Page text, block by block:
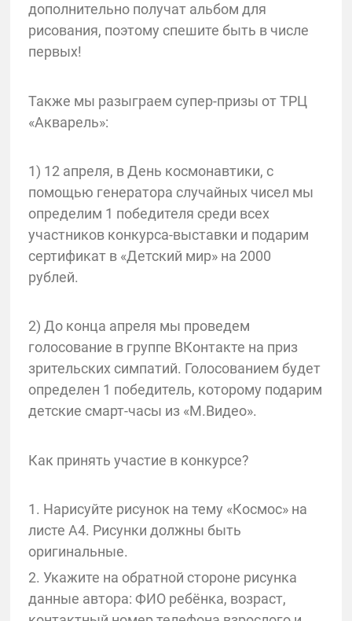
дополнительно получат альбом для
рисования, поэтому спешите быть в числе
первых!
Также мы разыграем супер-призы от ТРЦ
«Акварель»:
1) 12 апреля, в День космонавтики, с
помощью генератора случайных чисел мы
определим 1 победителя среди всех
участников конкурса-выставки и подарим
сертификат в «Детский мир» на 2000
рублей.
2) До конца апреля мы проведем
голосование в группе ВКонтакте на приз
зрительских симпатий. Голосованием будет
определен 1 победитель, которому подарим
детские смарт-часы из «М.Видео».
Как принять участие в конкурсе?
1. Нарисуйте рисунок на тему «Космос» на
листе А4. Рисунки должны быть
оригинальные.
2. Укажите на обратной стороне рисунка
данные автора: ФИО ребёнка, возраст,